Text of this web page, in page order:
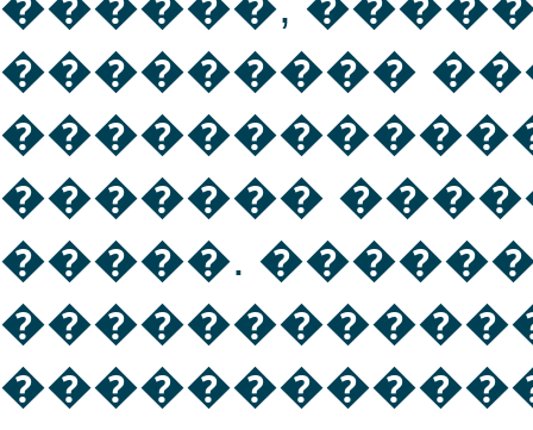
���������
�������
�����.
������������